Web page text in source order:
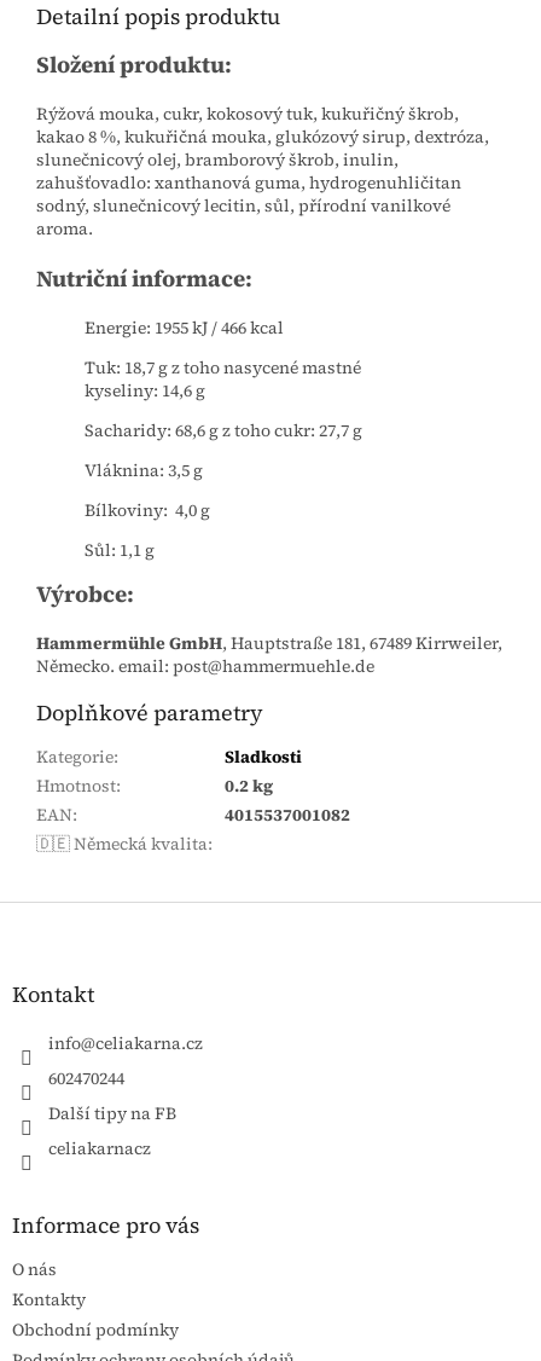
Detailní popis produktu
Složení produktu:
Rýžová mouka, cukr, kokosový tuk, kukuřičný škrob,
kakao 8 %, kukuřičná mouka, glukózový sirup, dextróza,
slunečnicový olej, bramborový škrob, inulin,
zahušťovadlo: xanthanová guma, hydrogenuhličitan
sodný, slunečnicový lecitin, sůl, přírodní vanilkové
aroma.
Nutriční informace:
Energie: 1955 kJ / 466 kcal
Tuk: 18,7 gz toho nasycené mastné
kyseliny: 14,6 g
Sacharidy: 68,6 gz toho cukr: 27,7 g
Vláknina: 3,5 g
Bílkoviny: 4,0 g
Sůl: 1,1 g
Výrobce:
Hammermühle GmbH, Hauptstraße 181, 67489 Kirrweiler,
Německo. email: post@hammermuehle.de
Doplňkové parametry
Kategorie:
Sladkosti
Hmotnost:
0.2 kg
EAN:
4015537001082
🇩🇪 Německá kvalita:
Zápatí
Kontakt
info@celiakarna.cz
602470244
Další tipy na FB
celiakarnacz
Informace pro vás
O nás
Kontakty
Obchodní podmínky